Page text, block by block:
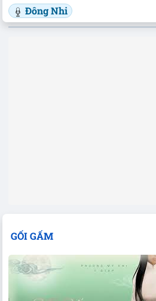
Đông Nhi
GỐI GẤM